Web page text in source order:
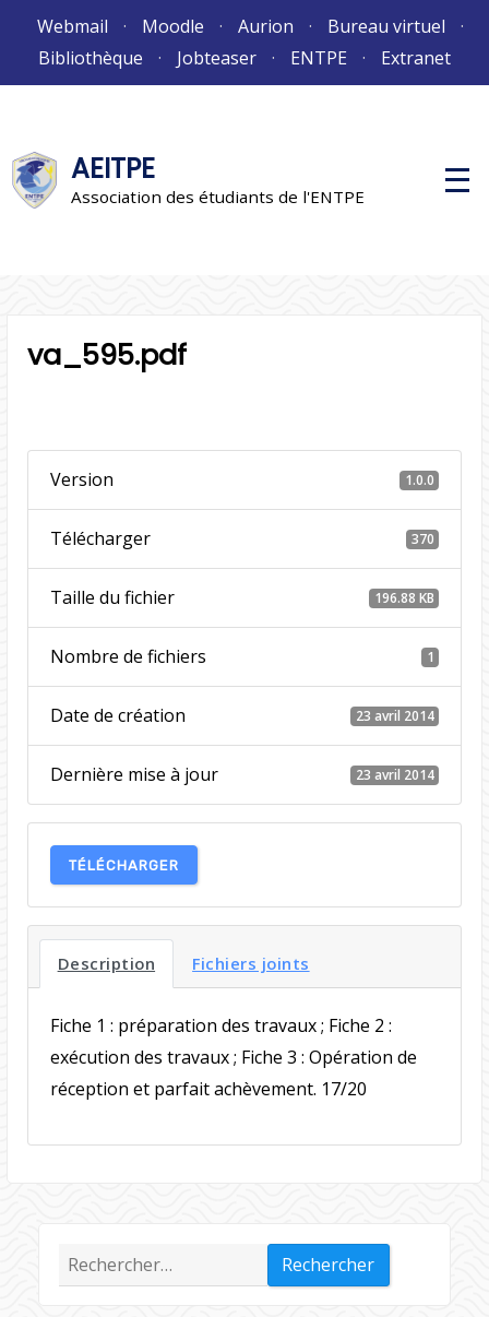
Webmail Moodle Aurion
Bureau virtuel
Bibliothèque
Jobteaser ENTPE Extranet
AEITPE
Association des étudiants de l'ENTPE
M
e
va_595.pdf
Version 1.0.0
Télécharger 370
Taille du fichier 196.88 KB
Nombre de fichiers 1
Date de création 23 avril 2014
Dernière mise à jour 23 avril 2014
TÉLÉCHARGER
Description Fichiers joints
Fiche 1 : préparation des travaux ; Fiche 2 :
exécution des travaux ; Fiche 3 : Opération de
réception et parfait achèvement. 17/20
Rechercher :